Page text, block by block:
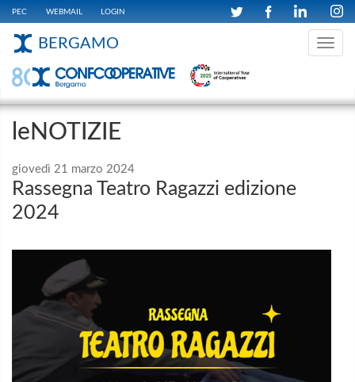
PEC WEBMAIL LOGIN
Toggle
BERGAMO
leNOTIZIE
giovedì 21 marzo 2024
Rassegna Teatro Ragazzi edizione
2024